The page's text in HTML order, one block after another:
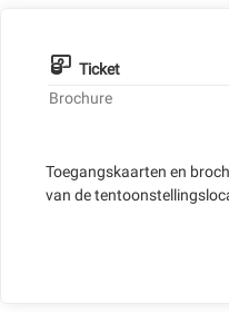
Ticket
Brochure
Toegangskaarten en
van de